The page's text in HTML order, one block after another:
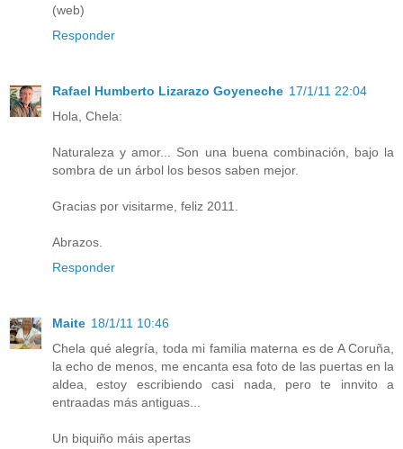
(web)
Responder
Rafael Humberto Lizarazo Goyeneche 17/1/11 22:04
Hola, Chela:
Naturaleza y amor... Son una buena combinación, bajo la
sombra de un árbol los besos saben mejor.
Gracias por visitarme, feliz 2011.
Abrazos.
Responder
Maite 18/1/11 10:46
Chela qué alegría, toda mi familia materna es de A Coruña,
la echo de menos, me encanta esa foto de las puertas en la
aldea, estoy escribiendo casi nada, pero te innvito a
entraadas más antiguas...
Un biquiño máis apertas